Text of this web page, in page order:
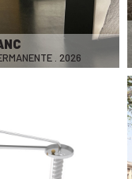
. 2026